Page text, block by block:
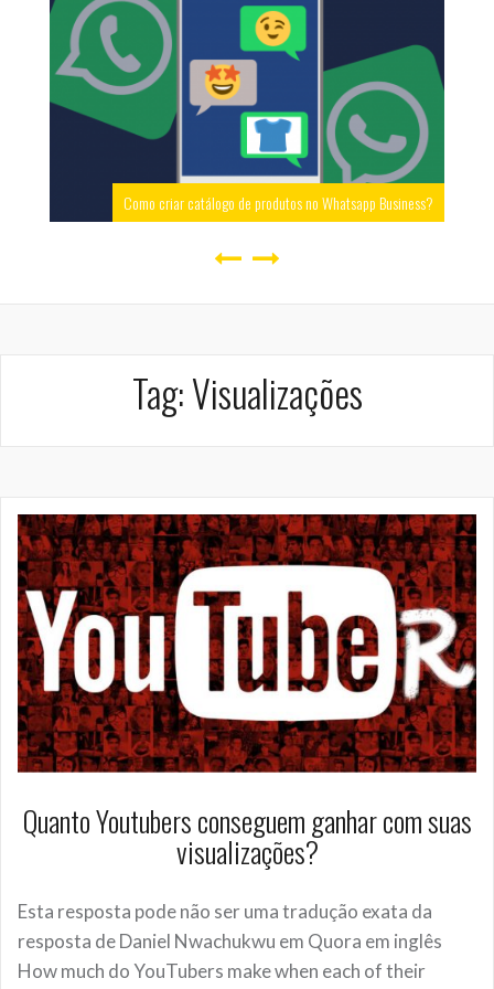
Como criar catálogo de produtos no Whatsapp Business?
Tag:Visualizações
Quanto Youtubers conseguem ganhar com suas
visualizações?
Esta resposta pode não ser uma tradução exata da
resposta de Daniel Nwachukwu em Quora em inglês
How much do YouTubers make when each of their